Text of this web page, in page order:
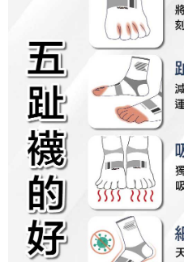
anda (termasuk nama, telefon atau
pengumpulan, pemprosesan dan
semakan dan pembetulan data
Taiwan Mobile.
3. Sila baca syarat perkhidmatan
pautan berikut: https://oppay.tw/